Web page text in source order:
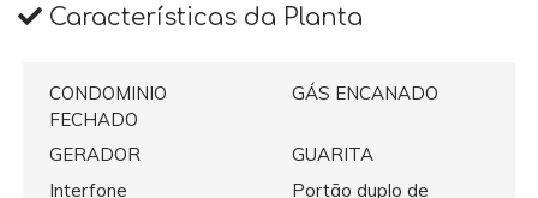
Características da Planta
CONDOMINIO
FECHADO
GÁS ENCANADO
GERADOR
GUARITA
Interfone
Portão duplo de